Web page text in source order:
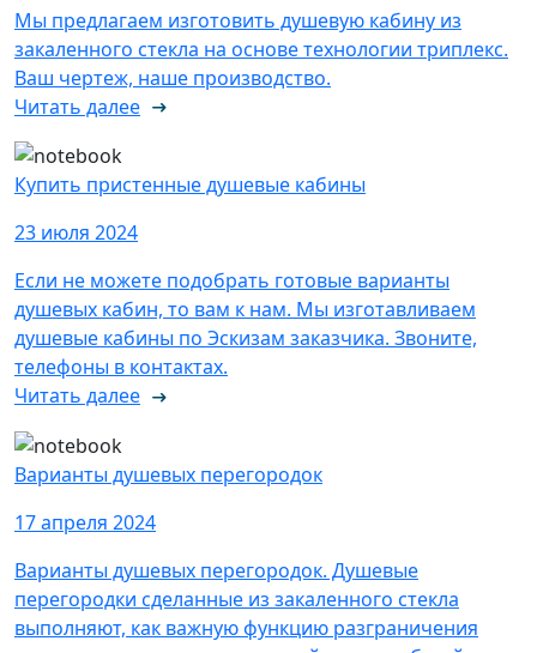
Мы предлагаем изготовить душевую кабину из
закаленного стекла на основе технологии триплекс.
Ваш чертеж, наше производство.
Читать далее
Купить пристенные душевые кабины
23 июля 2024
Если не можете подобрать готовые варианты
душевых кабин, то вам к нам. Мы изготавливаем
душевые кабины по Эскизам заказчика. Звоните,
телефоны в контактах.
Читать далее
Варианты душевых перегородок
17 апреля 2024
Варианты душевых перегородок. Душевые
перегородки сделанные из закаленного стекла
выполняют, как важную функцию разграничения